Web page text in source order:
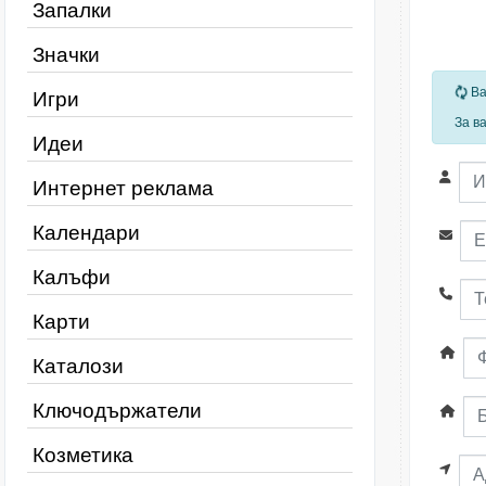
Запалки
Значки
Игри
Идеи
Интернет реклама
Календари
Калъфи
Карти
Каталози
Ключодържатели
Козметика
За